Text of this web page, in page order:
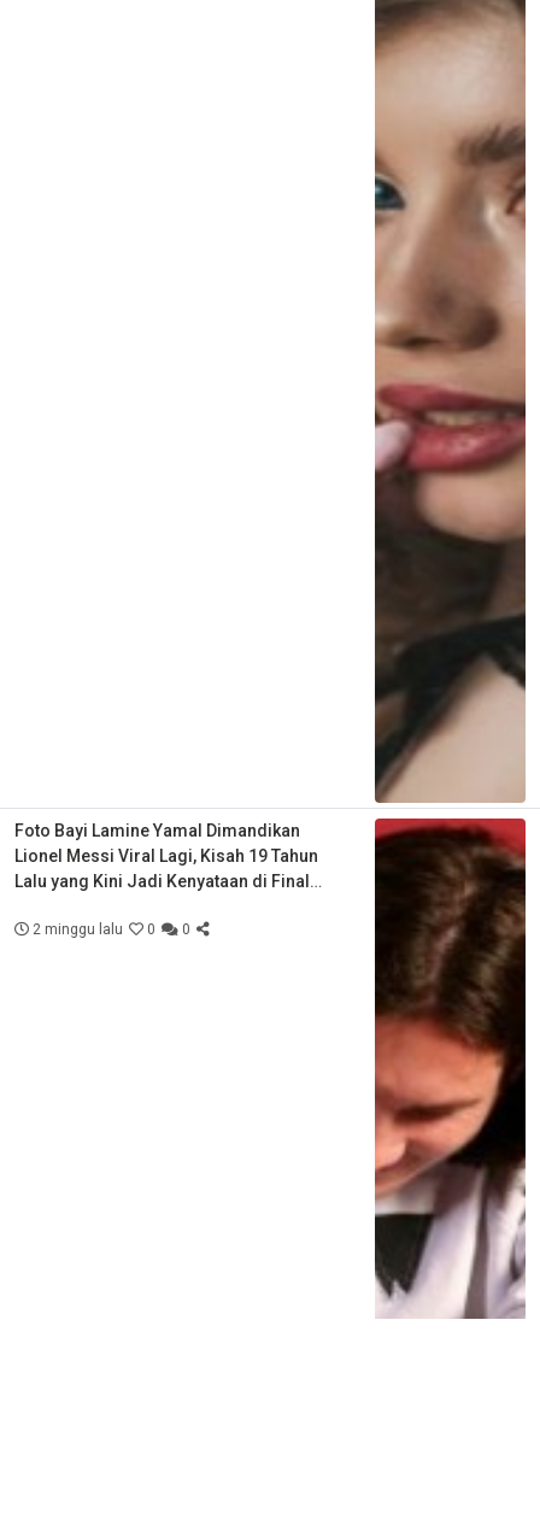
Foto Bayi Lamine Yamal Dimandikan
Lionel Messi Viral Lagi, Kisah 19 Tahun
Lalu yang Kini Jadi Kenyataan di Final
2 minggu lalu 0 0